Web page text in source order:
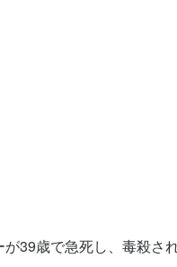
39歳で急死し、毒殺さ